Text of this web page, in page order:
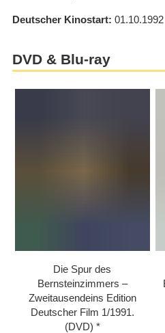
Deutscher Kinostart 01.10.1992
DVD & Blu-ray
Die Spur des
Bernsteinzimmers –
Zweitausendeins Edition
Deutscher Film 1/​1991.
(DVD)